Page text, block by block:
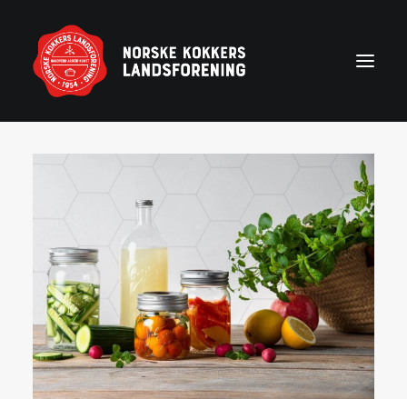
Kontakt NKL-foreninger
Bli medlem
Årshjul
Partnerprogram
Rekruttering